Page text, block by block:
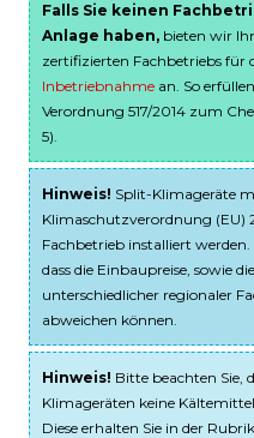
Falls Sie keinen
Anlage haben, bieten wir
zertifizierten Fachbetriebs für
Inbetriebnahme an. So
Verordnung 517/2014 zum
5).
Hinweis! Split-Klimageräte
Klimaschutzverordnung (EU)
Fachbetrieb installiert
dass die Einbaupreise, sowie
unterschiedlicher regionaler
abweichen können.
Hinweis! Bitte beachten Sie,
Klimageräten keine
Diese erhalten Sie in der